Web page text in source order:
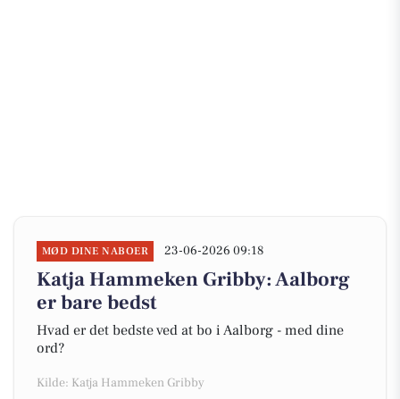
MØD DINE NABOER 23-06-2026 09:18
Katja Hammeken Gribby: Aalborg
er bare bedst
Hvad er det bedste ved at bo i Aalborg - med dine
ord?
Kilde: Katja Hammeken Gribby